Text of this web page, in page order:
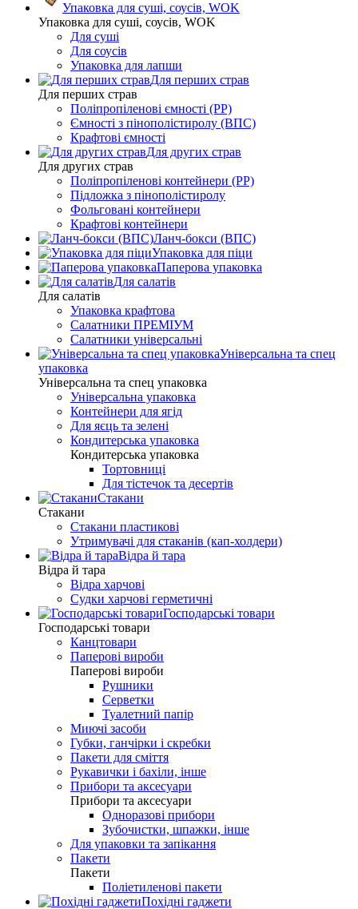
Упаковка для суші, соусів, WOK
Упаковка для суші, соусів, WOK
Для суші
Для соусів
Упаковка для лапши
Для перших страв
Для перших страв
Поліпропіленові ємності (PP)
Ємності з пінополістиролу (ВПС)
Крафтові ємності
Для других страв
Для других страв
Поліпропіленові контейнери (PP)
Підложка з пінополістиролу
Фольговані контейнери
Крафтові контейнери
Ланч-бокси (ВПС)
Упаковка для піци
Паперова упаковка
Для салатів
Для салатів
Упаковка крафтова
Салатники ПРЕМІУМ
Салатники універсальні
Універсальна та спец
упаковка
Універсальна та спец упаковка
Універсальна упаковка
Контейнери для ягід
Для яєць та зелені
Кондитерська упаковка
Кондитерська упаковка
Тортовниці
Для тістечок та десертів
Стакани
Стакани
Стакани пластикові
Утримувачі для стаканів (кап-холдери)
Відра й тара
Відра й тара
Відра харчові
Судки харчові герметичні
Господарські товари
Господарські товари
Канцтовари
Паперові вироби
Паперові вироби
Рушники
Серветки
Туалетний папір
Миючі засоби
Губки, ганчірки і скребки
Пакети для сміття
Рукавички і бахіли, інше
Прибори та аксесуари
Прибори та аксесуари
Одноразові прибори
Зубочистки, шпажки, інше
Для упаковки та запікання
Пакети
Пакети
Поліетиленові пакети
Похідні гаджети